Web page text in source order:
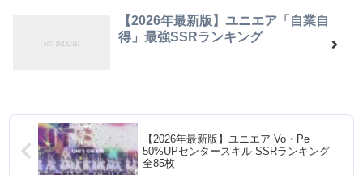
【2026年最新版】ユニエア「自業自
得」最強SSRランキング
【2026年最新版】ユニエア Vo・Pe
50%UPセンタースキル SSRランキング｜
全85枚